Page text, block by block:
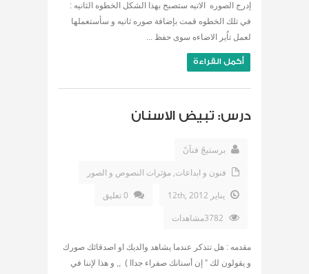
إدرج الصوره الاتيه ستصبح بهذا الشكل الخطوه الثانيه :
في تلك الخطوه قمت بإضافة صوره ثانيه و سأستعملها
لعمل تاُير الاضاءه سوى حفظ ...
أكمل القراءة
درس: تبيض الاسنان
برستيجً فنآنً
فنون و ابداعات, مؤثرات النصوص و الصور
يناير 12th, 2012
0 تعليق
مقدمه : هل تتذكر عندما يشاهد والديك او اصدقائك صورك
و يقولون لك ” إن أسنانك صفراء جداا ) ,, و هذا لإننا في